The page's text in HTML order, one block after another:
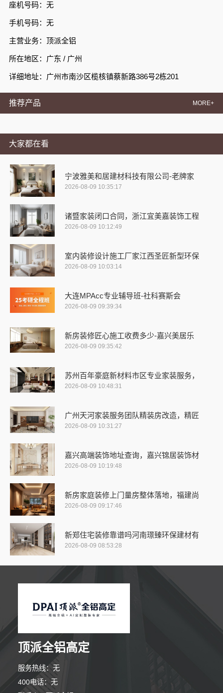
座机号码：无
手机号码：无
主营业务：顶派全铝
所在地区：广东 / 广州
详细地址：广州市南沙区榄核镇蔡新路386号2栋201
推荐产品 MORE+
大家都在看
宁波雅美和居建材科技有限公司-老牌家
2026-08-09 10:35:17
诸暨家装闭口合同，浙江宜美嘉装饰工程
2026-08-09 10:12:49
室内装修设计施工厂家江西圣匠新型环保
2026-08-09 10:03:14
大连MPAcc专业辅导班-社科赛斯会
2026-08-09 09:39:34
新房装修匠心施工收费多少-嘉兴美居乐
2026-08-09 09:35:42
苏州百年豪庭新材料市区专业家装服务，
2026-08-09 10:48:31
广州天河家装服务团队精装房改造，精匠
2026-08-09 10:31:27
嘉兴高端装饰地址查询，嘉兴锦居装饰材
2026-08-09 10:19:48
新房家庭装修上门量房整体落地，福建尚
2026-08-09 09:17:46
新郑住宅装修靠谱吗河南璟臻环保建材有
2026-08-09 08:53:28
顶派全铝高定
服务热线：无
400电话：无